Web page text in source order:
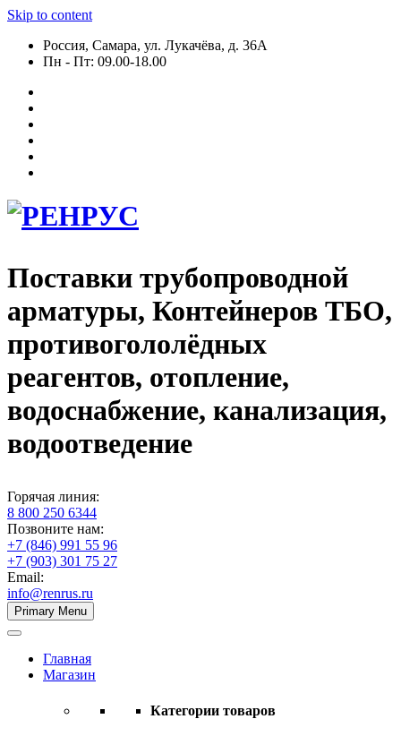
Skip to content
Россия, Самара, ул. Лукачёва, д. 36А
Пн - Пт: 09.00-18.00
Поставки трубопроводной
арматуры, Контейнеров ТБО,
противогололёдных
реагентов, отопление,
водоснабжение, канализация,
водоотведение
Горячая линия:
8 800 250 6344
Позвоните нам:
+7 (846) 991 55 96
+7 (903) 301 75 27
Email:
info@renrus.ru
Primary Menu
Главная
Магазин
Категории товаров